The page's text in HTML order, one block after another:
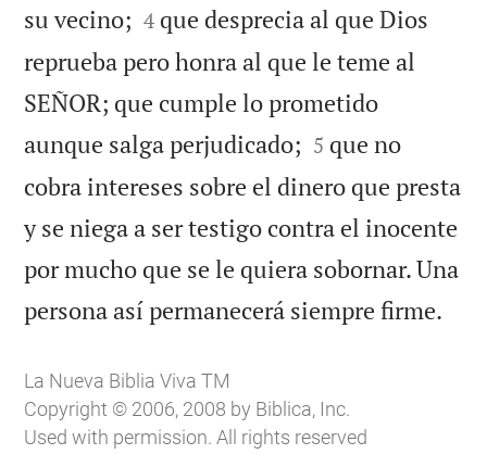
su vecino; 

4 que desprecia al que Dios
reprueba pero honra al que le teme al
SEÑOR; que cumple lo prometido
aunque salga perjudicado; 

5 que no
cobra intereses sobre el dinero que presta
y se niega a ser testigo contra el inocente
por mucho que se le quiera sobornar. Una
persona así permanecerá siempre firme.
La Nueva Biblia Viva TM
Copyright © 2006, 2008 by Biblica, Inc.
Used with permission. All rights reserved